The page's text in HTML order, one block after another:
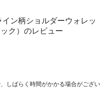
イン柄ショルダーウォレッ
ック）のレビュー
しばらく時間がかかる場合がござい